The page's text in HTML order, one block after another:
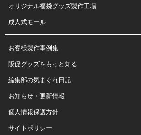
オリジナル福袋グッズ製作工場
成人式モール
お客様製作事例集
販促グッズをもっと知る
編集部の気まぐれ日記
お知らせ・更新情報
個人情報保護方針
サイトポリシー